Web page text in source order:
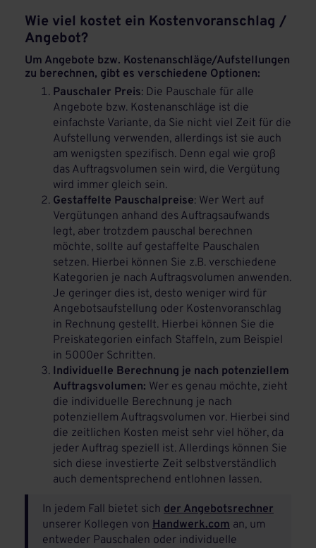
Wie viel kostet ein Kostenvoranschlag /
Angebot?
Um Angebote bzw. Kostenanschläge/Aufstellungen
zu berechnen, gibt es verschiedene Optionen:
Pauschaler Preis: Die Pauschale für alle
Angebote bzw. Kostenanschläge ist die
einfachste Variante, da Sie nicht viel Zeit für die
Aufstellung verwenden, allerdings ist sie auch
am wenigsten spezifisch. Denn egal wie groß
das Auftragsvolumen sein wird, die Vergütung
wird immer gleich sein.
Gestaffelte Pauschalpreise: Wer Wert auf
Vergütungen anhand des Auftragsaufwands
legt, aber trotzdem pauschal berechnen
möchte, sollte auf gestaffelte Pauschalen
setzen. Hierbei können Sie z.B. verschiedene
Kategorien je nach Auftragsvolumen anwenden.
Je geringer dies ist, desto weniger wird für
Angebotsaufstellung oder Kostenvoranschlag
in Rechnung gestellt. Hierbei können Sie die
Preiskategorien einfach Staffeln, zum Beispiel
in 5000er Schritten.
Individuelle Berechnung je nach potenziellem
Auftragsvolumen: Wer es genau möchte, zieht
die individuelle Berechnung je nach
potenziellem Auftragsvolumen vor. Hierbei sind
die zeitlichen Kosten meist sehr viel höher, da
jeder Auftrag speziell ist. Allerdings können Sie
sich diese investierte Zeit selbstverständlich
auch dementsprechend entlohnen lassen.
In jedem Fall bietet sich der Angebotsrechner
unserer Kollegen von Handwerk.com an, um
entweder Pauschalen oder individuelle